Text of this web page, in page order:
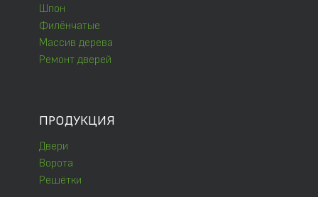
Шпон
Филёнчатые
Массив дерева
Ремонт дверей
ПРОДУКЦИЯ
Двери
Ворота
Решётки